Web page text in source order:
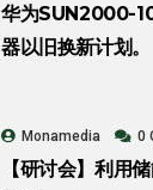
华为SUN2000-
器以旧换新计划。
Monamedia 0
【研讨会】利用